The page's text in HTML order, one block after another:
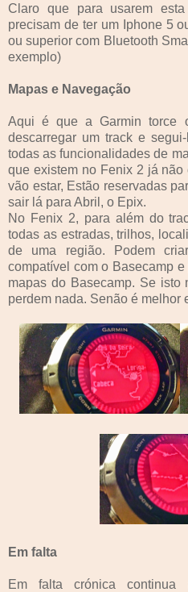
Claro que para usarem
precisam de ter um Iphone 5
ou superior com Bluetooth
exemplo)
Mapas e Navegação
Aqui é que a Garmin torce
descarregar um track e
todas as funcionalidades de
que existem no Fenix 2 já
vão estar, Estão reservadas
sair lá para Abril, o Epix.
No Fenix 2, para além do
todas as estradas, trilhos,
de uma região. Podem
compatível com o Basecamp
mapas do Basecamp. Se isto
perdem nada. Senão é melhor
Em falta
Em falta crónica